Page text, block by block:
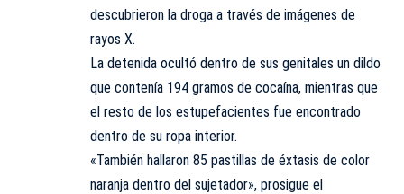
descubrieron la droga a través de imágenes de
rayos X.
La detenida ocultó dentro de sus genitales un dildo
que contenía 194 gramos de cocaína, mientras que
el resto de los estupefacientes fue encontrado
dentro de su ropa interior.
«También hallaron 85 pastillas de éxtasis de color
naranja dentro del sujetador», prosigue el